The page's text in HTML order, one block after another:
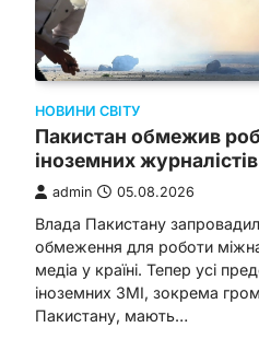
НОВИНИ СВІТУ
Пакистан обмежив
іноземних журналістів
admin 05.08.2026
Влада Пакистану
обмеження для роботи
медіа у країні. Тепер усі
іноземних ЗМІ, зокрема
Пакистану, мають…